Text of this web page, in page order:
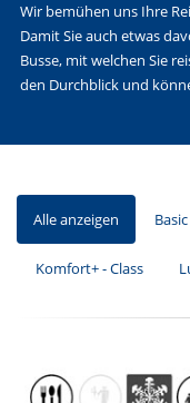
Wir bemühen uns Ihre
Damit Sie auch etwas
Busse, mit welchen Sie
den Durchblick und
Alle anzeigen
Komfort+ - Class